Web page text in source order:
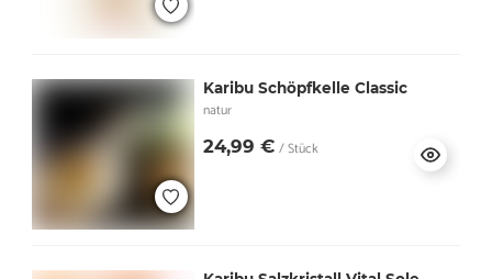
Karibu Schöpfkelle Classic
natur
24,99 € / Stück